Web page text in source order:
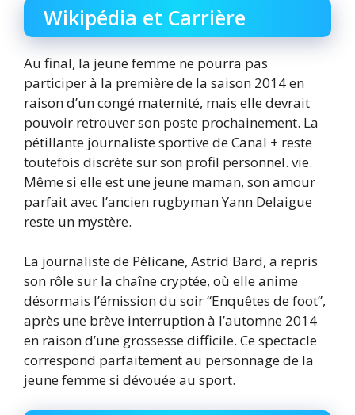
Wikipédia et Carrière
Au final, la jeune femme ne pourra pas
participer à la première de la saison 2014 en
raison d’un congé maternité, mais elle devrait
pouvoir retrouver son poste prochainement. La
pétillante journaliste sportive de Canal + reste
toutefois discrète sur son profil personnel. vie.
Même si elle est une jeune maman, son amour
parfait avec l’ancien rugbyman Yann Delaigue
reste un mystère.
La journaliste de Pélicane, Astrid Bard, a repris
son rôle sur la chaîne cryptée, où elle anime
désormais l’émission du soir “Enquêtes de foot”,
après une brève interruption à l’automne 2014
en raison d’une grossesse difficile. Ce spectacle
correspond parfaitement au personnage de la
jeune femme si dévouée au sport.